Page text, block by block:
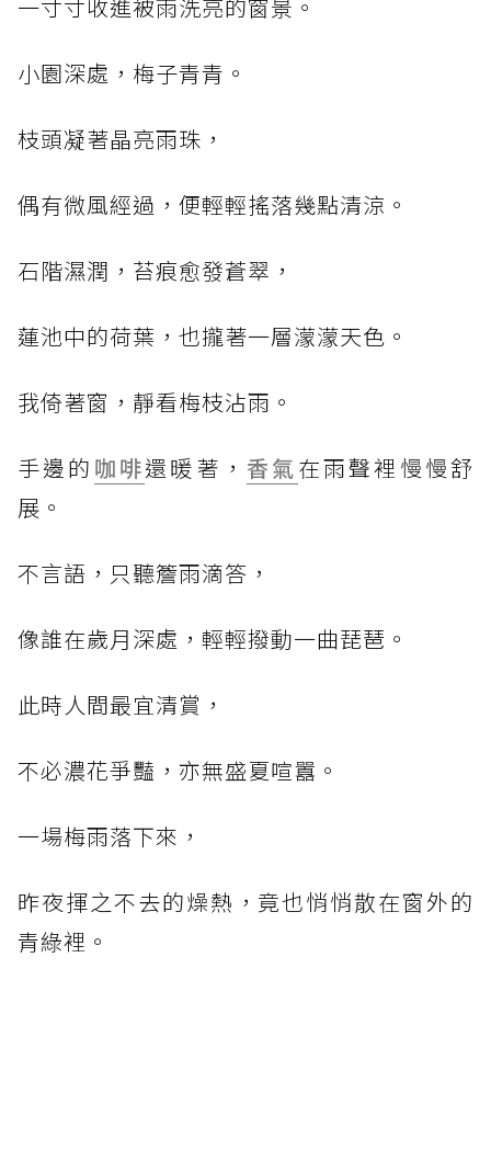
一寸寸收進被雨洗亮的窗景。
小園深處，梅子青青。
枝頭凝著晶亮雨珠，
偶有微風經過，便輕輕搖落幾點清涼。
石階濕潤，苔痕愈發蒼翠，
蓮池中的荷葉，也攏著一層濛濛天色。
我倚著窗，靜看梅枝沾雨。
手邊的 咖啡還暖著， 香氣在雨聲裡慢慢舒
展。
不言語，只聽簷雨滴答，
像誰在歲月深處，輕輕撥動一曲琵琶。
此時人間最宜清賞，
不必濃花爭豔，亦無盛夏喧囂。
一場梅雨落下來，
昨夜揮之不去的燥熱，竟也悄悄散在窗外的
青綠裡。